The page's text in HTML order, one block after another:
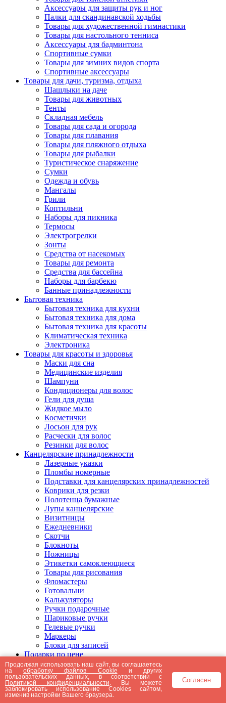
Аксессуары для защиты рук и ног
Палки для скандинавской ходьбы
Товары для художественной гимнастики
Товары для настольного тенниса
Аксессуары для бадминтона
Спортивные сумки
Товары для зимних видов спорта
Спортивные аксессуары
Товары для дачи, туризма, отдыха
Шашлыки на даче
Товары для животных
Тенты
Складная мебель
Товары для сада и огорода
Товары для плавания
Товары для пляжного отдыха
Товары для рыбалки
Туристическое снаряжение
Сумки
Одежда и обувь
Мангалы
Грили
Коптильни
Наборы для пикника
Термосы
Электрогрелки
Зонты
Средства от насекомых
Товары для ремонта
Средства для бассейна
Наборы для барбекю
Банные принадлежности
Бытовая техника
Бытовая техника для кухни
Бытовая техника для дома
Бытовая техника для красоты
Климатическая техника
Электроника
Товары для красоты и здоровья
Маски для сна
Медицинские изделия
Шампуни
Кондиционеры для волос
Гели для душа
Жидкое мыло
Косметички
Лосьон для рук
Расчески для волос
Резинки для волос
Канцелярские принадлежности
Лазерные указки
Пломбы номерные
Подставки для канцелярских принадлежностей
Коврики для резки
Полотенца бумажные
Лупы канцелярские
Визитницы
Ежедневники
Скотчи
Блокноты
Ножницы
Этикетки самоклеющиеся
Товары для рисования
Фломастеры
Готовальни
Калькуляторы
Ручки подарочные
Шариковые ручки
Гелевые ручки
Маркеры
Блоки для записей
Подарки по цене
Подарки от 5000 рублей
Подарки до 5000 рублей
Подарки до 3000 рублей
Подарки до 2000 рублей
Подарки до 1000 рублей
Продолжая использовать наш сайт, вы соглашаетесь
наобработку файлов Cookie и других
пользовательских данных, в соответствии с
Политикой конфиденциальности . Вы можете
заблокировать использование Cookies сайтом,
изменив настройки Вашего браузера.
Согласен